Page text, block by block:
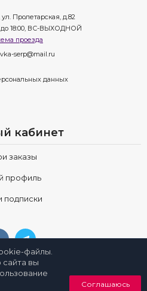
ул. Пролетарская, д.82
до 18:00, ВС-ВЫХОДНОЙ
проезда
serp@mail.ru
данных
кабинет
заказы
профиль
подписки
0
файлы.
сайта вы
Соглашаюсь